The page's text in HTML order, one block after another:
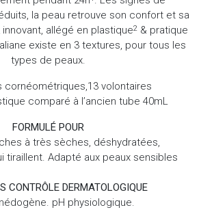
la peau retrouve son confort et sa
allégé en plastique2& pratique
existe en 3 textures, pour tous les
types de peaux.
cornéométriques,13 volontaires
comparé à l’ancien tube 40mL
FORMULÉ POUR
à très sèches, déshydratées,
tiraillent. Adapté aux peaux sensibles
CONTRÔLE DERMATOLOGIQUE
pH physiologique.